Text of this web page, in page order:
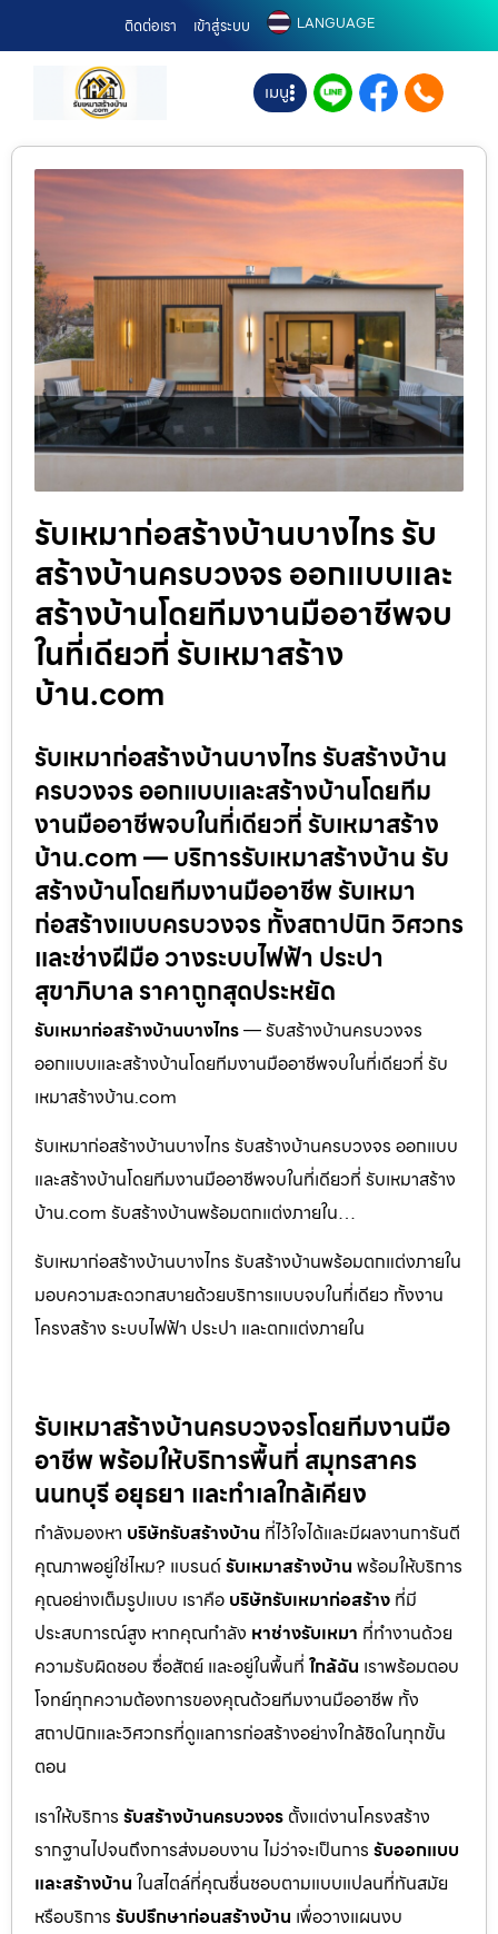
ติดต่อเรา เข้าสู่ระบบ LANGUAGE
เมนู
รับเหมาก่อสร้างบ้านบางไทร รับ
สร้างบ้านครบวงจร ออกแบบและ
สร้างบ้านโดยทีมงานมืออาชีพจบ
ในที่เดียวที่ รับเหมาสร้าง
บ้าน.com
รับเหมาก่อสร้างบ้านบางไทร รับสร้างบ้าน
ครบวงจร ออกแบบและสร้างบ้านโดยทีม
งานมืออาชีพจบในที่เดียวที่ รับเหมาสร้าง
บ้าน.com — บริการรับเหมาสร้างบ้าน รับ
สร้างบ้านโดยทีมงานมืออาชีพ รับเหมา
ก่อสร้างแบบครบวงจร ทั้งสถาปนิก วิศวกร
และช่างฝีมือ วางระบบไฟฟ้า ประปา
สุขาภิบาล ราคาถูกสุดประหยัด
รับเหมาก่อสร้างบ้านบางไทร— รับสร้างบ้านครบวงจร
ออกแบบและสร้างบ้านโดยทีมงานมืออาชีพจบในที่เดียวที่ รับ
เหมาสร้างบ้าน.com
รับเหมาก่อสร้างบ้านบางไทร รับสร้างบ้านครบวงจร ออกแบบ
และสร้างบ้านโดยทีมงานมืออาชีพจบในที่เดียวที่ รับเหมาสร้าง
บ้าน.com รับสร้างบ้านพร้อมตกแต่งภายใน…
รับเหมาก่อสร้างบ้านบางไทร รับสร้างบ้านพร้อมตกแต่งภายใน
มอบความสะดวกสบายด้วยบริการแบบจบในที่เดียว ทั้งงาน
โครงสร้าง ระบบไฟฟ้า ประปา และตกแต่งภายใน
รับเหมาสร้างบ้านครบวงจรโดยทีมงานมือ
อาชีพ พร้อมให้บริการพื้นที่ สมุทรสาคร
นนทบุรี อยุธยา และทำเลใกล้เคียง
กำลังมองหา บริษัทรับสร้างบ้าน ที่ไว้ใจได้และมีผลงานการันตี
คุณภาพอยู่ใช่ไหม? แบรนด์รับเหมาสร้างบ้าน พร้อมให้บริการ
คุณอย่างเต็มรูปแบบ เราคือ บริษัทรับเหมาก่อสร้าง ที่มี
ประสบการณ์สูง หากคุณกำลัง หาช่างรับเหมา ที่ทำงานด้วย
ความรับผิดชอบ ซื่อสัตย์ และอยู่ในพื้นที่ ใกล้ฉัน เราพร้อมตอบ
โจทย์ทุกความต้องการของคุณด้วยทีมงานมืออาชีพ ทั้ง
สถาปนิกและวิศวกรที่ดูแลการก่อสร้างอย่างใกล้ชิดในทุกขั้น
ตอน
เราให้บริการ รับสร้างบ้านครบวงจร ตั้งแต่งานโครงสร้าง
รากฐานไปจนถึงการส่งมอบงาน ไม่ว่าจะเป็นการ รับออกแบบ
และสร้างบ้าน ในสไตล์ที่คุณชื่นชอบตามแบบแปลนที่ทันสมัย
หรือบริการ รับปรึกษาก่อนสร้างบ้าน เพื่อวางแผนงบ